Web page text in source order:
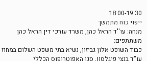
18:00-19:30
ייפוי כוח מתמשך
מנחה: עו''ד הראל כהן, משרד עורכי דין הראל כהן
משתתפים:
כבוד השופט אלון גביזון, נשיא בתי משפט השלום
עו"ד בנצי פיגלסון, סגן האפוטרופוס הכללי